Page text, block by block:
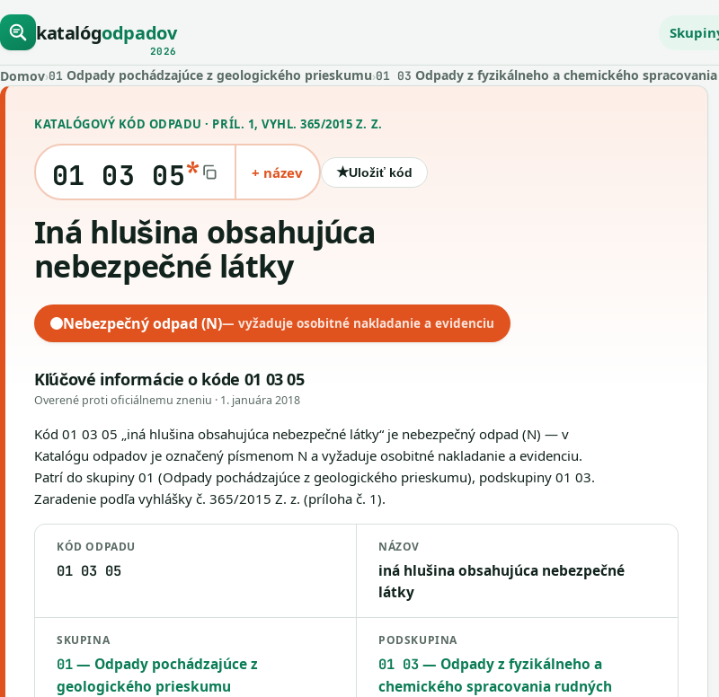
katalógodpadov
2026
Domov›01 Odpady pochádzajúce z geologického prieskumu›01 03 Odpady z fyzikálneho a chemického
KATALÓGOVÝ KÓD ODPADU · PRÍL. 1, VYHL. 365/2015 Z. Z.
01 03 05* + název ★Uložiť kód
iná hlušina obsahujúca
nebezpečné látky
Nebezpečný odpad (N)— vyžaduje osobitné nakladanie a evidenciu
Kľúčové informácie o kóde 01 03 05
Overené proti oficiálnemu zneniu · 1. januára 2018
Kód 01 03 05 „iná hlušina obsahujúca nebezpečné látky“ je nebezpečný odpad (N) — v
Katalógu odpadov je označený písmenom N a vyžaduje osobitné nakladanie a evidenciu.
Patrí do skupiny 01 (Odpady pochádzajúce z geologického prieskumu), podskupiny 01 03.
Zaradenie podľa vyhlášky č. 365/2015 Z. z. (príloha č. 1).
KÓD ODPADU
01 03 05
NÁZOV
iná hlušina obsahujúca nebezpečné
látky
SKUPINA
01— Odpady pochádzajúce z
geologického prieskumu
PODSKUPINA
01 03— Odpady z fyzikálneho a
chemického spracovania rudných